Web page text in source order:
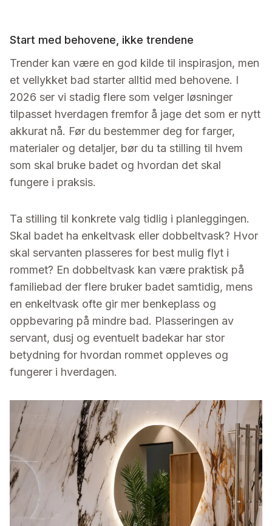
Start med behovene, ikke trendene
Trender kan være en god kilde til inspirasjon, men
et vellykket bad starter alltid med behovene. I
2026 ser vi stadig flere som velger løsninger
tilpasset hverdagen fremfor å jage det som er nytt
akkurat nå. Før du bestemmer deg for farger,
materialer og detaljer, bør du ta stilling til hvem
som skal bruke badet og hvordan det skal
fungere i praksis.
Ta stilling til konkrete valg tidlig i planleggingen.
Skal badet ha enkeltvask eller dobbeltvask? Hvor
skal servanten plasseres for best mulig flyt i
rommet? En dobbeltvask kan være praktisk på
familiebad der flere bruker badet samtidig, mens
en enkeltvask ofte gir mer benkeplass og
oppbevaring på mindre bad. Plasseringen av
servant, dusj og eventuelt badekar har stor
betydning for hvordan rommet oppleves og
fungerer i hverdagen.